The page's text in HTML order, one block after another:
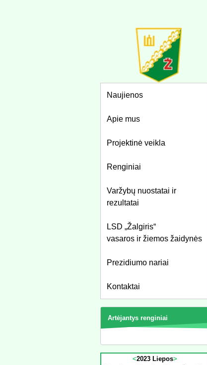
Naujienos
Apie mus
Projektinė veikla
Renginiai
Varžybų nuostatai ir
rezultatai
LSD „Žalgiris“
vasaros ir žiemos žaidynės
Prezidiumo nariai
Kontaktai
Artėjantys renginiai
<2023 Liepos>